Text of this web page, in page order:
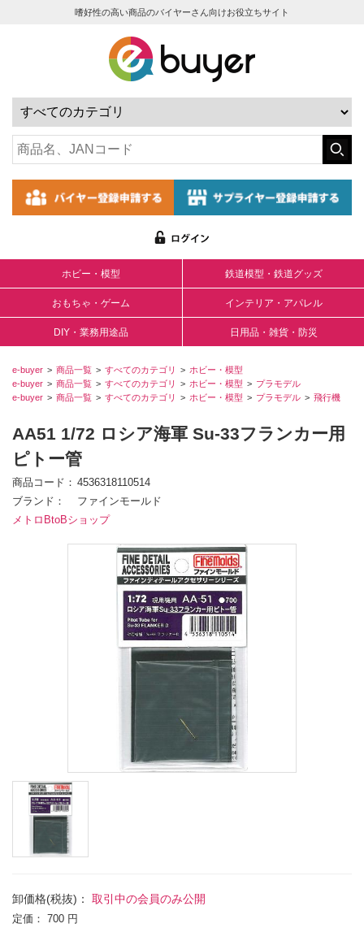
嗜好性の高い商品のバイヤーさん向けお役立ちサイト
ホビー・模型 鉄道模型・鉄道グッズ
おもちゃ・ゲーム インテリア・アパレル
DIY・業務用途品 日用品・雑貨・防災
e-buyer 商品一覧 すべてのカテゴリ
ホビー・模型
e-buyer
商品一覧 すべてのカテゴリ ホビー・模型
プラモデル
e-buyer
商品一覧 すべてのカテゴリ ホビー・模型 プラモデル 飛行機
AA51 1/72 ロシア海軍 Su-33フランカー用
ピトー管
商品コード
4536318110514
ブランド
ファインモールド
メトロBtoBショップ
卸価格(税抜)： 取引中の会員のみ公開
定価： 700 円